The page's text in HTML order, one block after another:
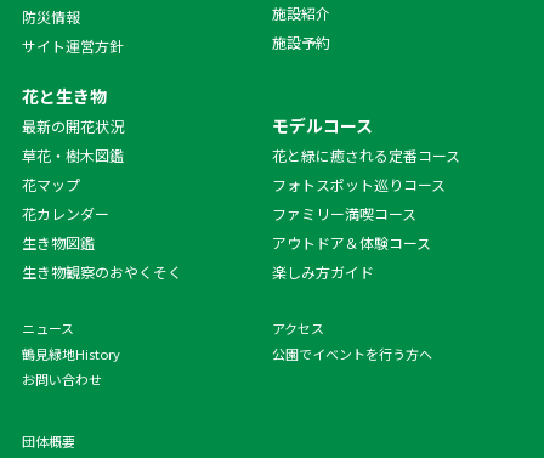
防災情報
サイト運営方針
花と生き物
最新の開花状況
草花・樹木図鑑
花マップ
花カレンダー
生き物図鑑
生き物観察のおやくそく
施設紹介
施設予約
モデルコース
花と緑に癒される定番コース
フォトスポット巡りコース
ファミリー満喫コース
アウトドア＆体験コース
楽しみ方ガイド
ニュース
アクセス
鶴見緑地History
公園でイベントを行う方へ
お問い合わせ
団体概要